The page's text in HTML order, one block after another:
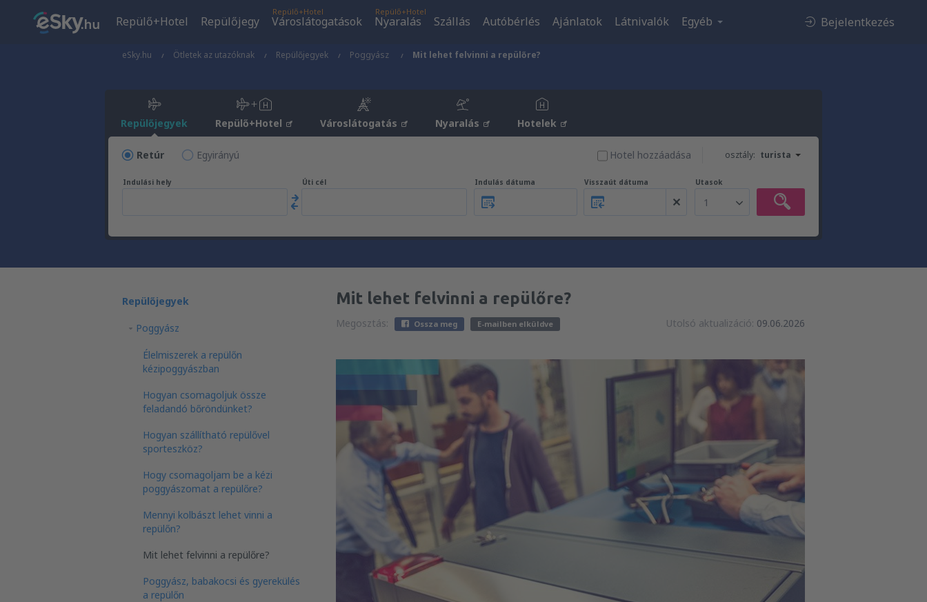
Repülő+Hotel Repülőjegy
Repülő+Hotel
Városlátogatások
Repülő+Hotel
Nyaralás Szállás Autóbérlés Ajánlatok Látnivalók Egyéb Bejelentkezés
eSky.hu Ötletek az utazóknak Repülőjegyek Poggyász Mit lehet felvinni a repülőre?
Repülőjegyek Repülő+Hotel Városlátogatás Nyaralás Hotelek
Retúr Egyirányú osztály: turista
Hotel hozzáadása
Indulási hely Úti cél Indulás dátuma Visszaút dátuma Utasok
1
Repülőjegyek
Poggyász
Élelmiszerek a repülőn
kézipoggyászban
Hogyan csomagoljuk össze
feladandó bőröndünket?
Hogyan szállítható repülővel
sporteszköz?
Hogy csomagoljam be a kézi
poggyászomat a repülőre?
Mennyi kolbászt lehet vinni a
repülőn?
Mit lehet felvinni a repülőre?
Poggyász, babakocsi és gyerekülés
a repülőn
Mit lehet felvinni a repülőre?
Megosztás: Ossza meg E-mailben elküldve Utolsó aktualizáció: 09.06.2026